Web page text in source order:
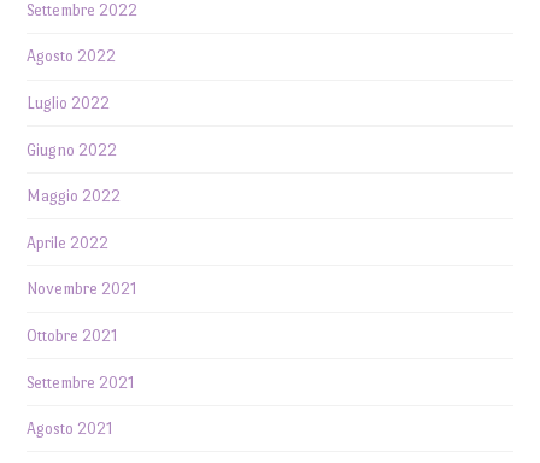
Settembre 2022
Agosto 2022
Luglio 2022
Giugno 2022
Maggio 2022
Aprile 2022
Novembre 2021
Ottobre 2021
Settembre 2021
Agosto 2021